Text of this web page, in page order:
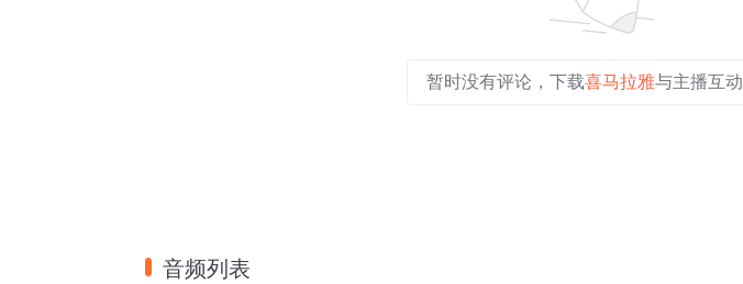
暂时没有评论，下载喜马拉雅与主播互动
音频列表